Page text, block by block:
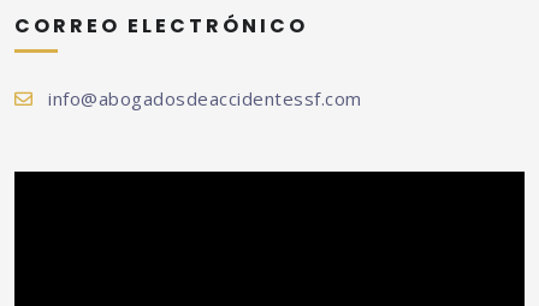
CORREO ELECTRÓNICO
info@abogadosdeaccidentessf.com